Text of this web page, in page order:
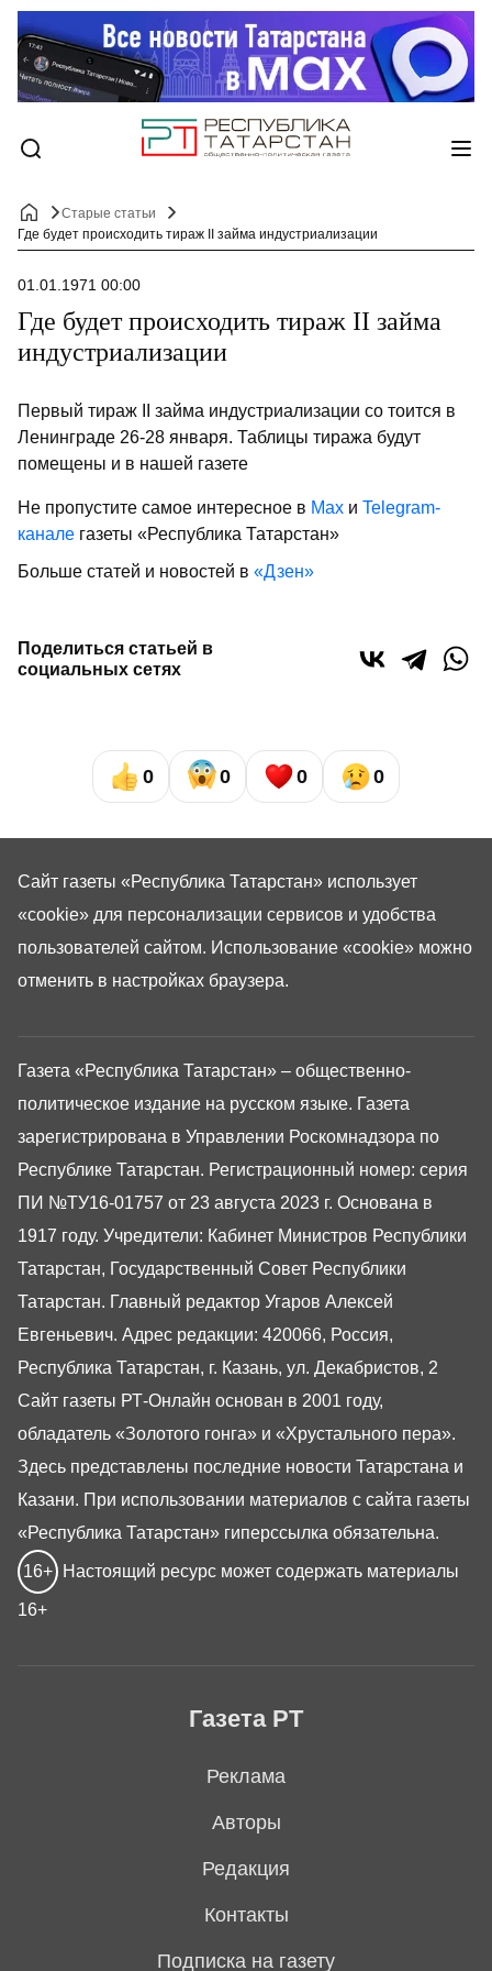
Старые статьи
Где будет происходить тираж II займа индустриализации
01.01.1971 00:00
Где будет происходить тираж II займа
индустриализации
Первый тираж II займа индустриализа­ции со тоится в
Ленинграде 26-28 января. Таблицы тиража будут
помещены и в нашей газете
Не пропустите самое интересное в Max и Telegram-
канале газеты «Республика Татарстан»
Больше статей и новостей в «Дзен»
Поделиться статьей в
социальных сетях
0 0 0 0
Газета РТ
Реклама
Авторы
Редакция
Контакты
Подписка на газету
Газета «Республика Татарстан» – общественно-
политическое издание на русском языке. Газета
зарегистрирована в Управлении Роскомнадзора по
Республике Татарстан. Регистрационный номер: серия
ПИ №ТУ16-01757 от 23 августа 2023 г. Основана в
1917 году. Учредители: Кабинет Министров Республики
Татарстан, Государственный Совет Республики
Татарстан. Главный редактор Угаров Алексей
Евгеньевич. Адрес редакции: 420066, Россия,
Республика Татарстан, г. Казань, ул. Декабристов, 2
Сайт газеты РТ-Онлайн основан в 2001 году,
обладатель «Золотого гонга» и «Хрустального пера».
Здесь представлены последние новости Татарстана и
Казани. При использовании материалов с сайта газеты
«Республика Татарстан» гиперссылка обязательна.
16+ Настоящий ресурс может содержать материалы
16+
Сайт газеты «Республика Татарстан» использует
«cookie» для персонализации сервисов и удобства
пользователей сайтом. Использование «cookie» можно
отменить в настройках браузера.